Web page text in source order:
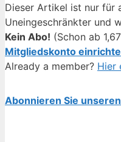
Dieser Artikel ist nur für
Uneingeschränkter und
Kein Abo! (Schon ab
Mitgliedskonto
Already a member? Hier
Abonnieren Sie